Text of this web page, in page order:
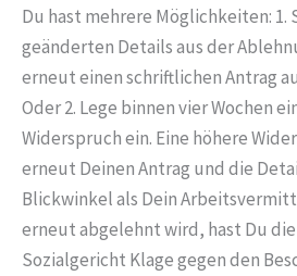
Du hast mehrere Möglichkeiten:
geänderten Details aus der
erneut einen schriftlichen Antrag
Oder 2. Lege binnen vier Wochen
Widerspruch ein. Eine höhere
erneut Deinen Antrag und die
Blickwinkel als Dein
erneut abgelehnt wird, hast Du
Sozialgericht Klage gegen den